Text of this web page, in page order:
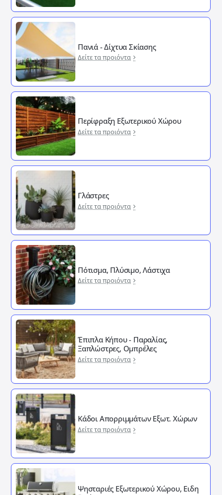
Πανιά - Δίχτυα Σκίασης
Δείτε τα προιόντα
Περίφραξη Εξωτερικού Χώρου
Δείτε τα προιόντα
Γλάστρες
Δείτε τα προιόντα
Πότισμα, Πλύσιμο, Λάστιχα
Δείτε τα προιόντα
Έπιπλα Κήπου - Παραλίας,
Ξαπλώστρες, Ομπρέλες
Δείτε τα προιόντα
Κάδοι Απορριμμάτων Εξωτ. Χώρων
Δείτε τα προιόντα
Ψησταριές Εξωτερικού Χώρου, Ειδη